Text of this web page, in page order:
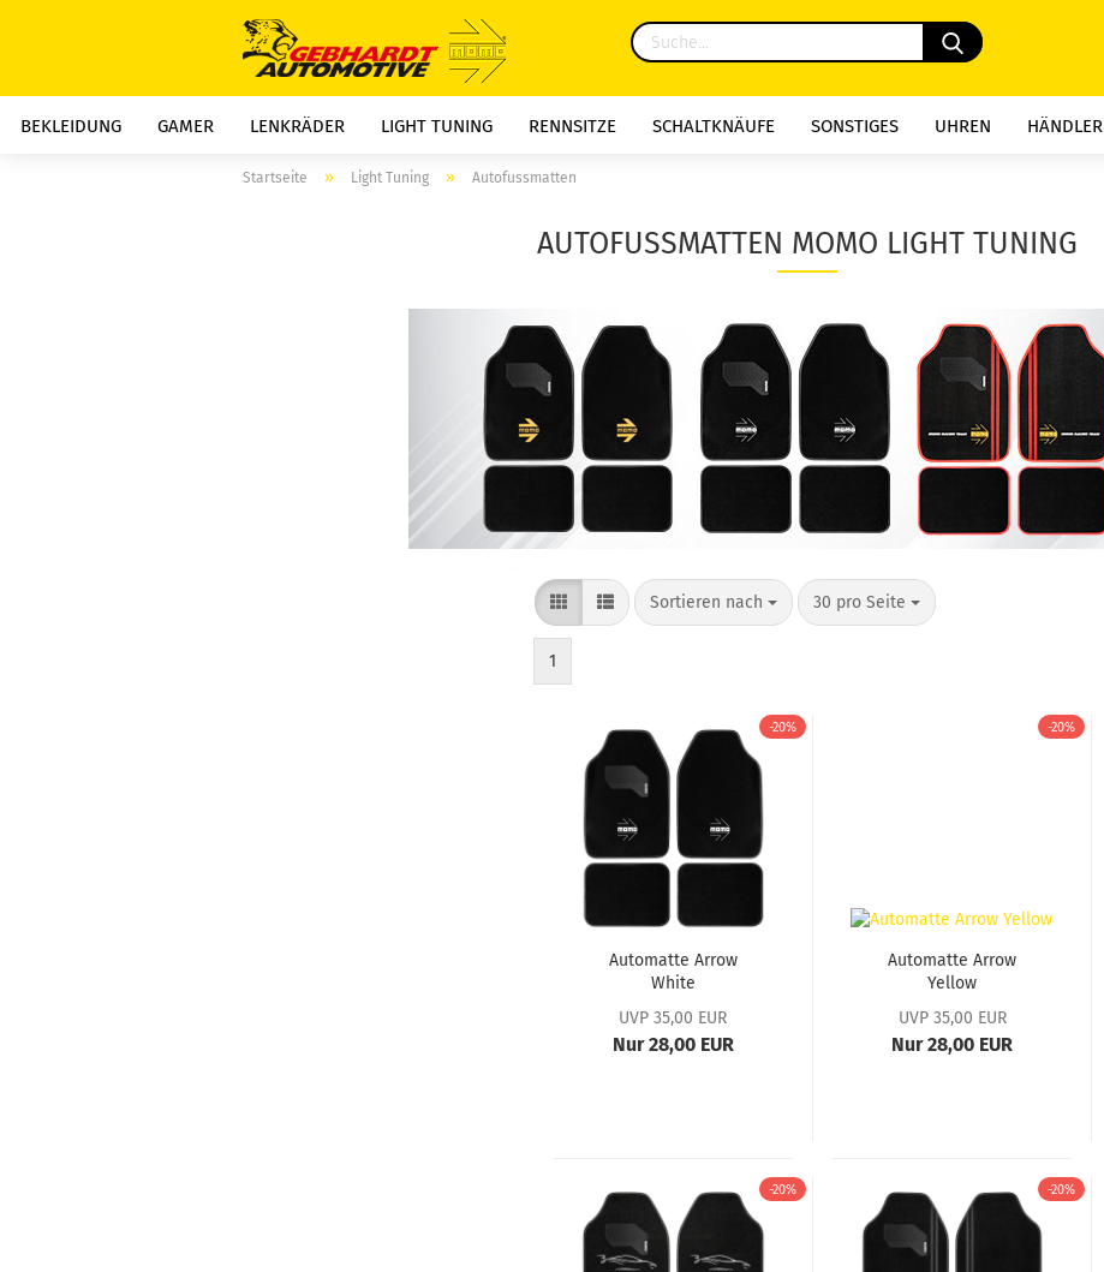
BEKLEIDUNG GAMER LENKRÄDER LIGHT TUNING RENNSITZE SCHALTKNÄUFE SONSTIGES UHREN HÄNDLER
Startseite » Light Tuning » Autofussmatten
AUTOFUSSMATTEN MOMO LIGHT TUNING
Sortieren nach 30 pro Seite
1
-20%
Automatte Arrow
White
UVP 35,00 EUR
Nur 28,00 EUR
-20%
Automatte Arrow
Yellow
UVP 35,00 EUR
Nur 28,00 EUR
-20% -20%